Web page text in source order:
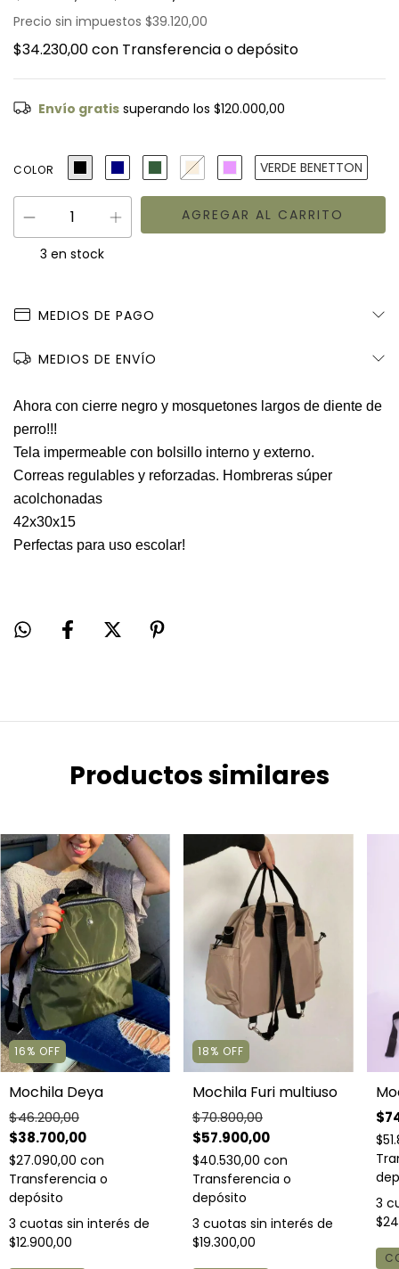
Precio sin impuestos $39.120,00
$34.230,00con Transferencia o depósito
Envío gratis superando los $120.000,00
COLOR VERDE BENETTON
3 en stock
MEDIOS DE PAGO
MEDIOS DE ENVÍO
Ahora con cierre negro y mosquetones largos de diente de
perro!!!
Tela impermeable con bolsillo interno y externo.
Correas regulables y reforzadas. Hombreras súper
acolchonadas
42x30x15
Perfectas para uso escolar!
Productos similares
16% OFF
Mochila Deya
$46.200,00
$38.700,00
$27.090,00 con
Transferencia o
depósito
3 cuotas sin interés de
$12.900,00
18% OFF
Mochila Furi multiuso
$70.800,00
$57.900,00
$40.530,00 con
Transferencia o
depósito
3 cuotas sin interés de
$19.300,00
3